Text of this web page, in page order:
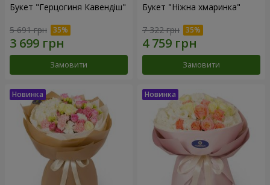
Букет "Герцогиня Кавендіш"
5 691 грн
Замовити
Букет "Ніжна хмаринка"
7 322 грн
Замовити